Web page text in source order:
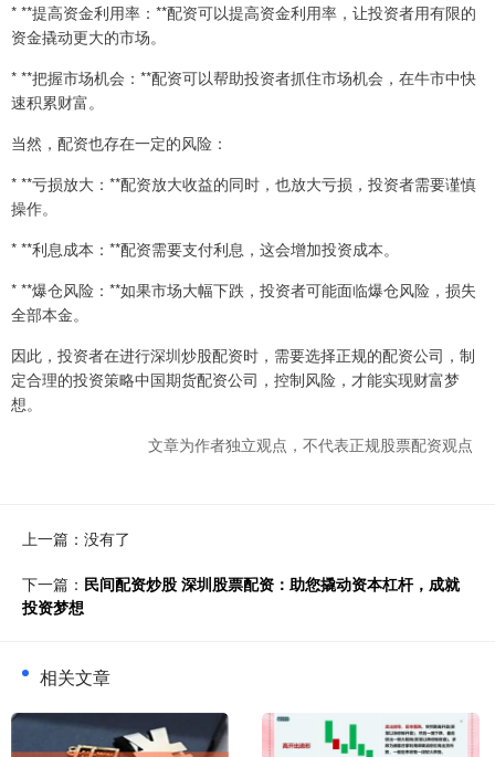
* **提高资金利用率：**配资可以提高资金利用率，让投资者用有限的
资金撬动更大的市场。
* **把握市场机会：**配资可以帮助投资者抓住市场机会，在牛市中快
速积累财富。
当然，配资也存在一定的风险：
* **亏损放大：**配资放大收益的同时，也放大亏损，投资者需要谨慎
操作。
* **利息成本：**配资需要支付利息，这会增加投资成本。
* **爆仓风险：**如果市场大幅下跌，投资者可能面临爆仓风险，损失
全部本金。
因此，投资者在进行深圳炒股配资时，需要选择正规的配资公司，制
定合理的投资策略中国期货配资公司，控制风险，才能实现财富梦
想。
文章为作者独立观点，不代表正规股票配资观点
上一篇：没有了
下一篇： 民间配资炒股 深圳股票配资：助您撬动资本杠杆，成就
投资梦想
相关文章